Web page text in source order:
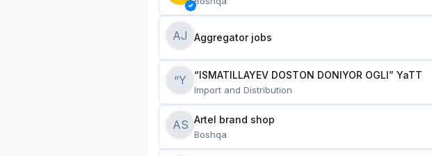
AJ Aggregator jobs
“Y “ISMATILLAYEV DOSTON DONIYOR OGLI” YaTT
Import and Distribution
AS Artel brand shop
Boshqa